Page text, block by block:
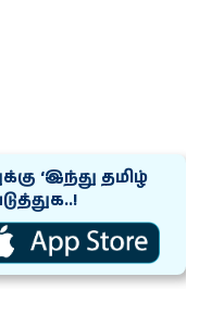
‘இந்து தமிழ்